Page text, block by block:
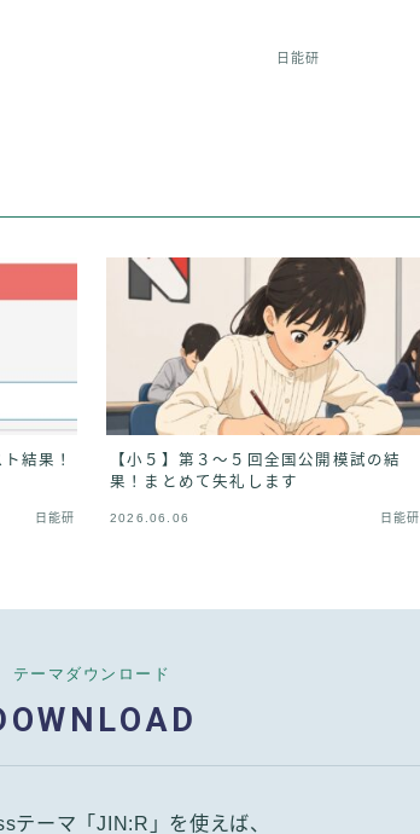
日能研
結果！
日能研
【小５】第３〜５回全国公開模試の結
果！まとめて失礼します
2026.06.06 日能研
テーマダウンロード
テーマ「JIN:R」を使えば、